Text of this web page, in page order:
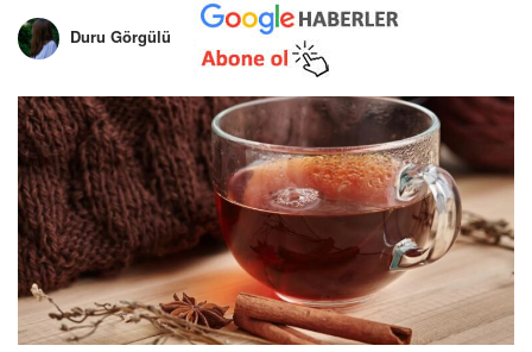
Duru Görgülü